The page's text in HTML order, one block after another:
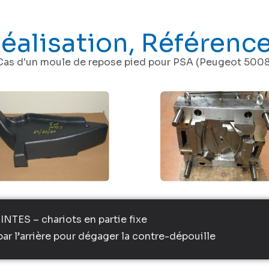
d'un moule de repose pied pour PSA (Peugeot
– chariots en partie fixe
l’arrière pour dégager la contre-dépouille